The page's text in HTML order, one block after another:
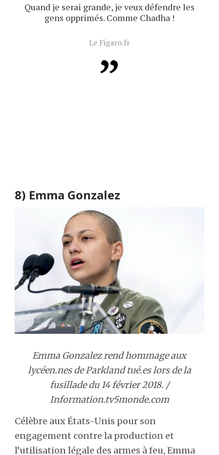
Quand je serai grande, je veux défendre les
gens opprimés. Comme Chadha !
Le Figaro.fr
8) Emma Gonzalez
Emma Gonzalez rend hommage aux
lycéen.nes de Parkland tué.es lors de la
fusillade du 14 février 2018. /
Information.tv5monde.com
Célèbre aux États-Unis pour son
engagement contre la production et
l’utilisation légale des armes à feu, Emma